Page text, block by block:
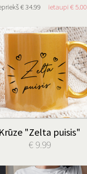
€ 34.99 ietaupi € 5.00
Krūze "Zelta puisis"
€ 9.99